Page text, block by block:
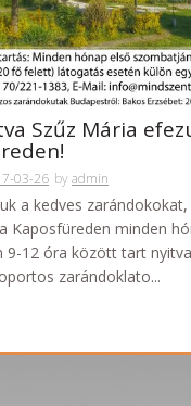
Szűz Mária
03-26 byadmin
a kedves
Kaposfüreden minden
9-12 óra között tart
zarándoklato...